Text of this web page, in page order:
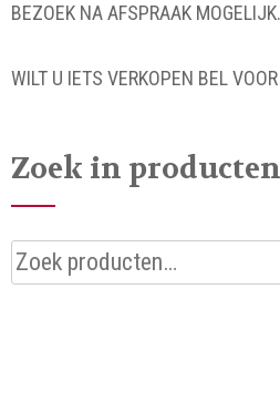
BEZOEK NA AFSPRAAK MOGELIJK.
WILT U IETS VERKOPEN BEL
Zoek in producten
Zoeken
naar: